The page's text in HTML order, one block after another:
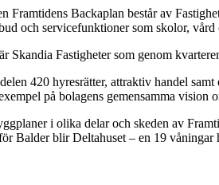
Framtidens Backaplan består av
och servicefunktioner som skolor,
Skandia Fastigheter som genom
420 hyresrätter, attraktiv handel
på bolagens gemensamma vision
i olika delar och skeden av
Balder blir Deltahuset – en 19